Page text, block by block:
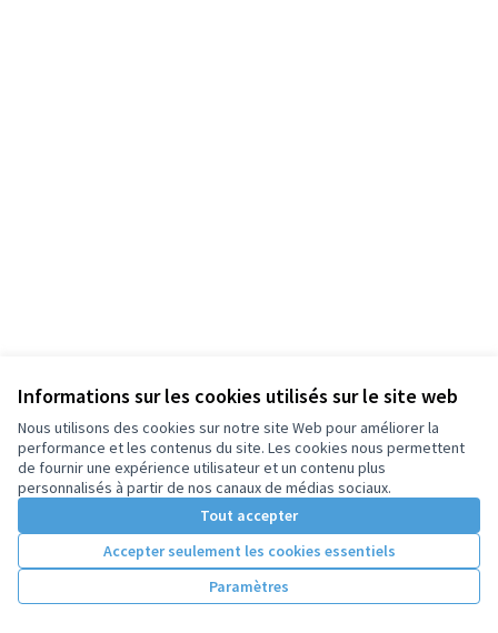
Informations sur les cookies utilisés sur le site web
Nous utilisons des cookies sur notre site Web pour améliorer la
performance et les contenus du site. Les cookies nous permettent
de fournir une expérience utilisateur et un contenu plus
personnalisés à partir de nos canaux de médias sociaux.
Tout accepter
Accepter seulement les cookies essentiels
Paramètres